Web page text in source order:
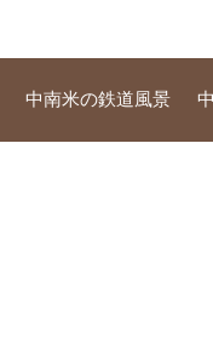
中南米の鉄道風景